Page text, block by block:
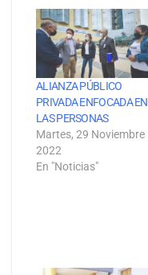
ALIANZA PÚBLICO
PRIVADA ENFOCADA EN
LAS PERSONAS
Martes, 29 Noviembre
2022
En "Noticias"